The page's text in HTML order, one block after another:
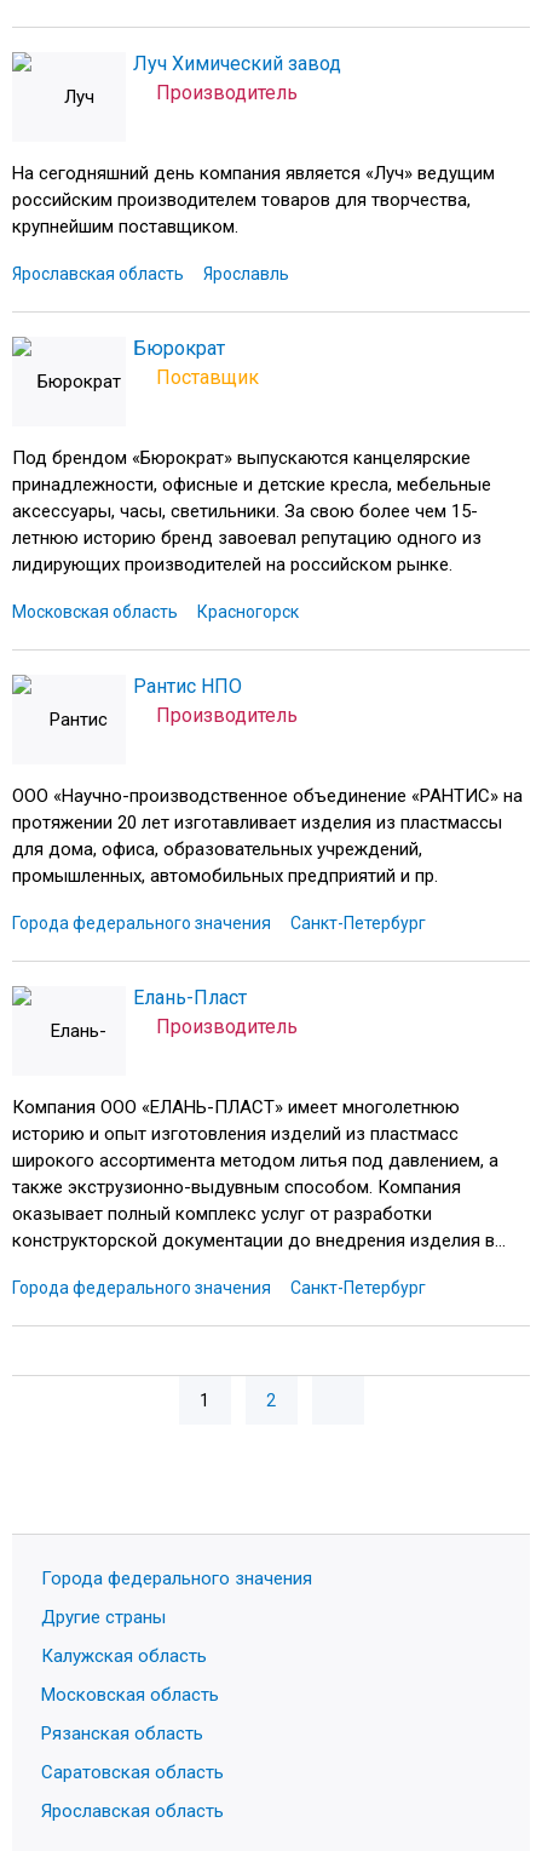
Луч Химический завод
Производитель
На сегодняшний день компания является «Луч» ведущим
российским производителем товаров для творчества,
крупнейшим поставщиком.
Ярославская область Ярославль
Бюрократ
Поставщик
Под брендом «Бюрократ» выпускаются канцелярские
принадлежности, офисные и детские кресла, мебельные
аксессуары, часы, светильники. За свою более чем 15-
летнюю историю бренд завоевал репутацию одного из
лидирующих производителей на российском рынке.
Московская область Красногорск
Рантис НПО
Производитель
ООО «Научно-производственное объединение «РАНТИС» на
протяжении 20 лет изготавливает изделия из пластмассы
для дома, офиса, образовательных учреждений,
промышленных, автомобильных предприятий и пр.
Города федерального значения Санкт-Петербург
Елань-Пласт
Производитель
Компания ООО «ЕЛАНЬ-ПЛАСТ» имеет многолетнюю
историю и опыт изготовления изделий из пластмасс
широкого ассортимента методом литья под давлением, а
также экструзионно-выдувным способом. Компания
оказывает полный комплекс услуг от разработки
конструкторской документации до внедрения изделия в...
Города федерального значения Санкт-Петербург
1 2
Города федерального значения
Другие страны
Калужская область
Московская область
Рязанская область
Саратовская область
Ярославская область